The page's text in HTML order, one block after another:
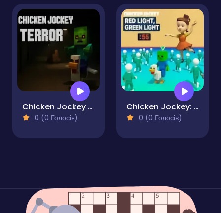
Chicken Jockey Terror
0 (0 Голосів)
Chicken Jockey: Red Light Green Light
0 (0 Голосів)